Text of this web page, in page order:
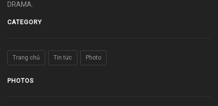
DRAMA.
CATEGORY
Trang chủ Tin tức Photo
PHOTOS